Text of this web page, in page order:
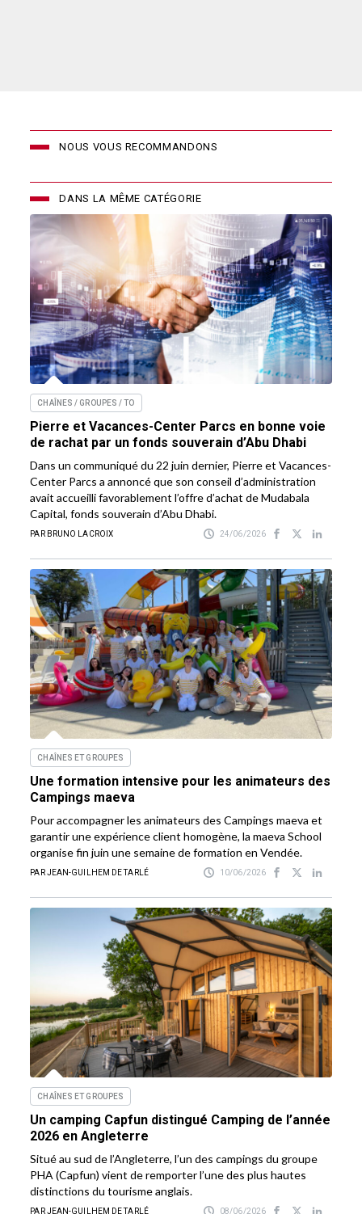
NOUS VOUS RECOMMANDONS
DANS LA MÊME CATÉGORIE
CHAÎNES / GROUPES / TO
Pierre et Vacances-Center Parcs en bonne voie
de rachat par un fonds souverain d’Abu Dhabi
Dans un communiqué du 22 juin dernier, Pierre et Vacances-
Center Parcs a annoncé que son conseil d’administration
avait accueilli favorablement l’offre d’achat de Mudabala
Capital, fonds souverain d’Abu Dhabi.
PAR BRUNO LACROIX 24/06/2026
CHAÎNES ET GROUPES
Une formation intensive pour les animateurs des
Campings maeva
Pour accompagner les animateurs des Campings maeva et
garantir une expérience client homogène, la maeva School
organise fin juin une semaine de formation en Vendée.
PAR JEAN-GUILHEM DE TARLÉ 10/06/2026
CHAÎNES ET GROUPES
Un camping Capfun distingué Camping de l’année
2026 en Angleterre
Situé au sud de l’Angleterre, l’un des campings du groupe
PHA (Capfun) vient de remporter l’une des plus hautes
distinctions du tourisme anglais.
PAR JEAN-GUILHEM DE TARLÉ 08/06/2026